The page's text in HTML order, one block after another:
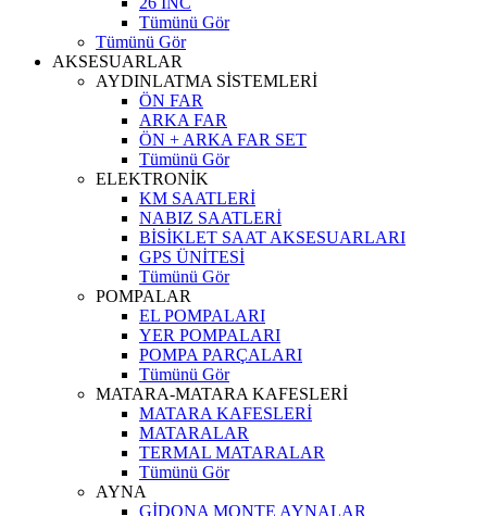
Tümünü Gör
Tümünü Gör
AKSESUARLAR
AYDINLATMA SİSTEMLERİ
ÖN FAR
ARKA FAR
ÖN + ARKA FAR SET
Tümünü Gör
ELEKTRONİK
KM SAATLERİ
NABIZ SAATLERİ
BİSİKLET SAAT AKSESUARLARI
GPS ÜNİTESİ
Tümünü Gör
POMPALAR
EL POMPALARI
YER POMPALARI
POMPA PARÇALARI
Tümünü Gör
MATARA-MATARA KAFESLERİ
MATARA KAFESLERİ
MATARALAR
TERMAL MATARALAR
Tümünü Gör
AYNA
GİDONA MONTE AYNALAR